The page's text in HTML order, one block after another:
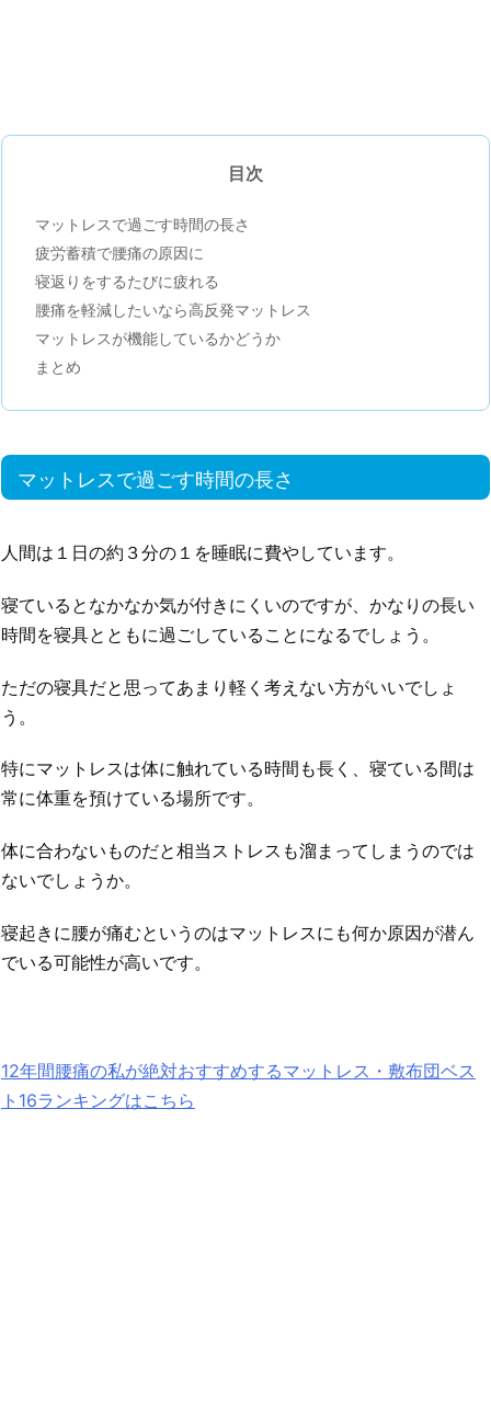
目次
マットレスで過ごす時間の長さ
疲労蓄積で腰痛の原因に
寝返りをするたびに疲れる
腰痛を軽減したいなら高反発マットレス
マットレスが機能しているかどうか
まとめ
マットレスで過ごす時間の長さ
人間は１日の約３分の１を睡眠に費やしています。
寝ているとなかなか気が付きにくいのですが、かなりの長い
時間を寝具とともに過ごしていることになるでしょう。
ただの寝具だと思ってあまり軽く考えない方がいいでしょ
う。
特にマットレスは体に触れている時間も長く、寝ている間は
常に体重を預けている場所です。
体に合わないものだと相当ストレスも溜まってしまうのでは
ないでしょうか。
寝起きに腰が痛むというのはマットレスにも何か原因が潜ん
でいる可能性が高いです。
12年間腰痛の私が絶対おすすめするマットレス・敷布団ベス
ト16ランキングはこちら